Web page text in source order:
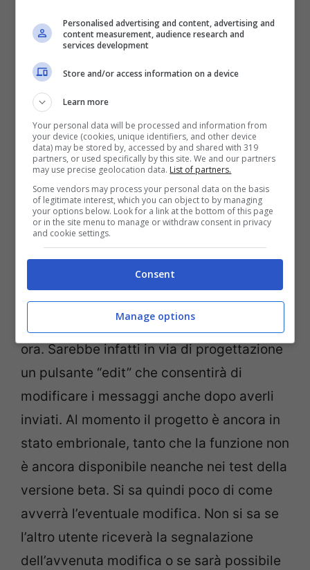
Whatsapp lancia una nuova funzione (Ansa Foto)
Stando a quanto riportato da WaBetaInfo,
che ha avuto modo di analizzare e
visualizzare il codice dell’ultima “beta”,
l’ultima versione priva di
, il
team di sviluppo dietro l’applicazione
starebbe lavorando ad una nuova modifica
che potrebbe davvero stravolgere il modo
in cui Whatsapp è stato utilizzato sino ad
ora. Sarebbe infatti in via di progettazione
un pulsante “edit” che consentirà di
modificare i messaggi anche dopo averli
inviati. Al momento il progetto è ancora in
stato embrionale, tanto che la funzione non
è ancora disponibile neanche nei test della
versione beta. Si sa quindi poco di come
avverrà l’eventuale modifica. Non si sa se
l’altro utente riceverà la segnalazione
dell’avvenuta modifica o se sarà possibile
Personalised advertising and content, advertising and
content measurement, audience research and
services development
Store and/or access information on a device
Learn more
Your personal data will be processed and information from
your device (cookies, unique identifiers, and other device
data) may be stored by, accessed by and shared with 319
partners, or used specifically by this site. We and our partners
may use precise geolocation data. List of partners.
Some vendors may process your personal data on the basis
of legitimate interest, which you can object to by managing
your options below. Look for a link at the bottom of this page
or in the site menu to manage or withdraw consent in privacy
and cookie settings.
Consent
Manage options